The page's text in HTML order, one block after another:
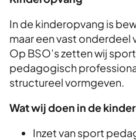
In de kinderopvang is
maar een vast onderdeel
Op BSO’s zetten wij sport
pedagogisch
structureel vormgeven.
Wat wij doen in de
Inzet van sport